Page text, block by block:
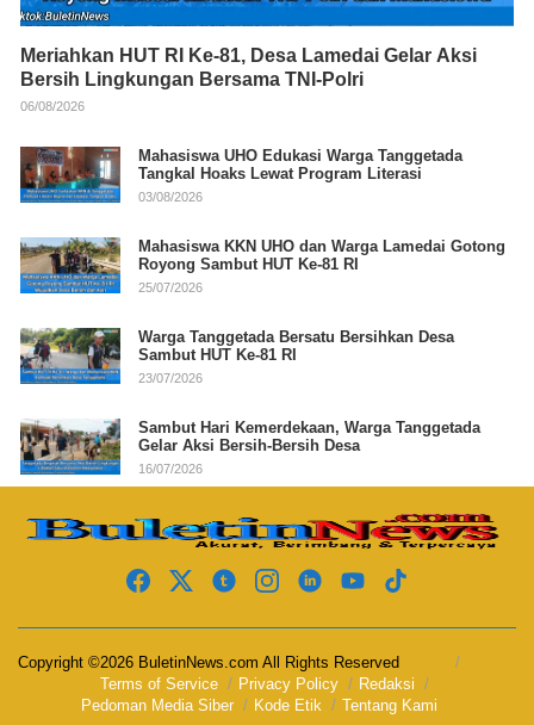
Meriahkan HUT RI Ke-81, Desa Lamedai Gelar Aksi
Bersih Lingkungan Bersama TNI-Polri
06/08/2026
Mahasiswa UHO Edukasi Warga Tanggetada
Tangkal Hoaks Lewat Program Literasi
03/08/2026
Mahasiswa KKN UHO dan Warga Lamedai Gotong
Royong Sambut HUT Ke-81 RI
25/07/2026
Warga Tanggetada Bersatu Bersihkan Desa
Sambut HUT Ke-81 RI
23/07/2026
Sambut Hari Kemerdekaan, Warga Tanggetada
Gelar Aksi Bersih-Bersih Desa
16/07/2026
Copyright ©2026 BuletinNews.com All Rights Reserved
Terms of Service
Privacy Policy
Redaksi
Pedoman Media Siber
Kode Etik Tentang Kami